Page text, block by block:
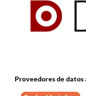
Proveedores de datos